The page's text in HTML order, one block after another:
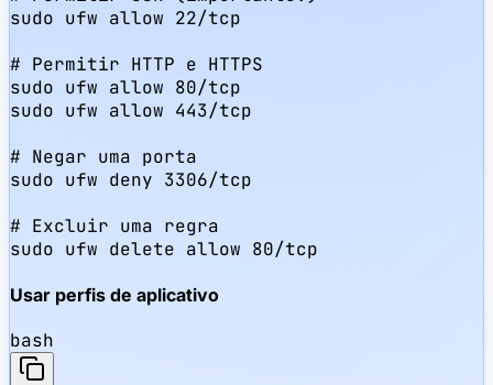
sudo ufw allow 22/tcp
# Permitir HTTP e HTTPS
sudo ufw allow 80/tcp
sudo ufw allow 443/tcp
# Negar uma porta
sudo ufw deny 3306/tcp
# Excluir uma regra
sudo ufw delete allow 80/tcp
Usar perfis de aplicativo
bash